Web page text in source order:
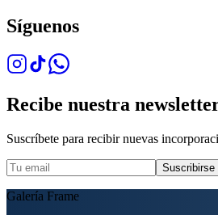
Síguenos
Recibe nuestra
Suscríbete para recibir nuevas
Suscribirse
Galería Frame